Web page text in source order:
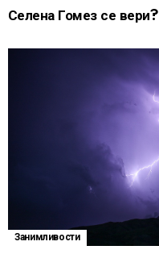
Селена Гомез се вери?
Занимливости